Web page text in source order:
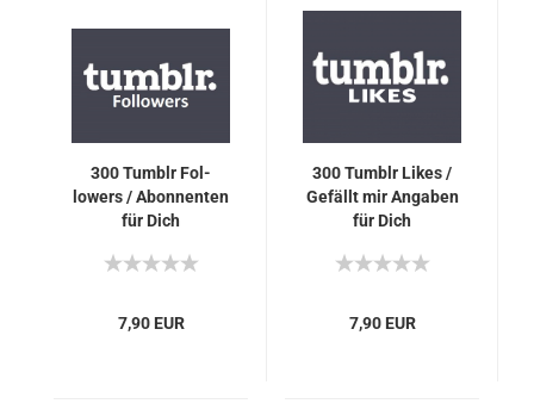
300 Tumb­lr Fol­
lowers / Abon­nen­ten
für Dich
7,90 EUR
300 Tumb­lr Likes /
Ge­fällt mir An­ga­ben
für Dich
7,90 EUR